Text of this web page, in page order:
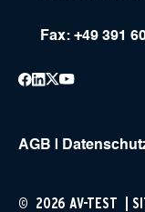
Fax: +49 391
AGB
© 2026 AV-TEST |